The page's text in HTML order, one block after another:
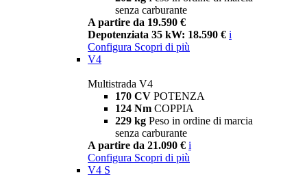
senza carburante
A partire da 19.590 €
Depotenziata 35 kW: 18.590 € i
Configura Scopri di più
V4
Multistrada V4
170 CV POTENZA
124 Nm COPPIA
229 kg Peso in ordine di marcia
senza carburante
A partire da 21.090 € i
Configura Scopri di più
V4 S